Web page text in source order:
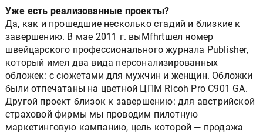
Уже есть реализованные проекты?
Да, как и прошедшие несколько стадий и близкие к
завершению. В мае 2011 г. выMfhrtшел номер
швейцарского профессионального журнала Publisher,
который имел два вида персонализированных
обложек: с сюжетами для мужчин и женщин. Обложки
были отпечатаны на цветной ЦПМ Ricoh Pro C901 GA.
Другой проект близок к завершению: для австрийской
страховой фирмы мы проводим пилотную
маркетинговую кампанию, цель которой — продажа